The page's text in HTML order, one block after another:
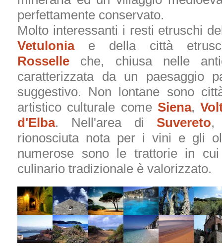
perfettamente conservato.
Molto interessanti i resti etruschi
Vetuloniae della città
Rosselle che, chiusa nelle
caratterizzata da un paesaggio
suggestivo. Non lontane sono
artistico culturale come Siena,
d'Elba. Nell'area di Suvereto,
rionosciuta nota per i vini e gli
numerose sono le trattorie in
culinario tradizionale è valorizzato.